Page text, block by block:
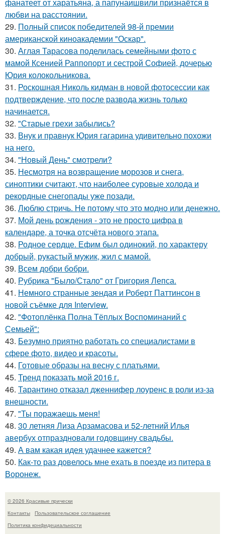
любви на расстоянии.
29. Полный список победителей 98-й премии
американской киноакадемии "Оскар".
30. Аглая Тарасова поделилась семейными фото с
мамой Ксенией Раппопорт и сестрой Софией, дочерью
Юрия колокольникова.
31. Роскошная Николь кидман в новой фотосессии как
подтверждение, что после развода жизнь только
начинается.
32. "Старые грехи забылись?
33. Внук и правнук Юрия гагарина удивительно похожи
на него.
34. "Новый День" смотрели?
35. Несмотря на возвращение морозов и снега,
синоптики считают, что наиболее суровые холода и
рекордные снегопады уже позади.
36. Люблю стричь. Не потому что это модно или денежно.
37. Мой день рождения - это не просто цифра в
календаре, а точка отсчёта нового этапа.
38. Родное сердце. Ефим был одинокий, по характеру
добрый, рукастый мужик, жил с мамой.
39. Всем добри бобри.
40. Рубрика "Было/Стало" от Григория Лепса.
41. Немного странные зендая и Роберт Паттинсон в
новой съёмке для Interview.
42. "Фотоплёнка Полна Тёплых Воспоминаний с
Семьей":
43. Безумно приятно работать со специалистами в
сфере фото, видео и красоты.
44. Готовые образы на весну с платьями.
45. Тренд показать мой 2016 г.
46. Тарантино отказал дженнифер лоуренс в роли из-за
внешности.
47. "Ты поражаешь меня!
48. 30 летняя Лиза Арзамасова и 52-летний Илья
авербух отпраздновали годовщину свадьбы.
49. А вам какая идея удачнее кажется?
50. Как-то раз довелось мне ехать в поезде из питера в
Воронеж.
© 2026 Красивые прически
Контакты
Пользовательское соглашение
Политика конфидециальности